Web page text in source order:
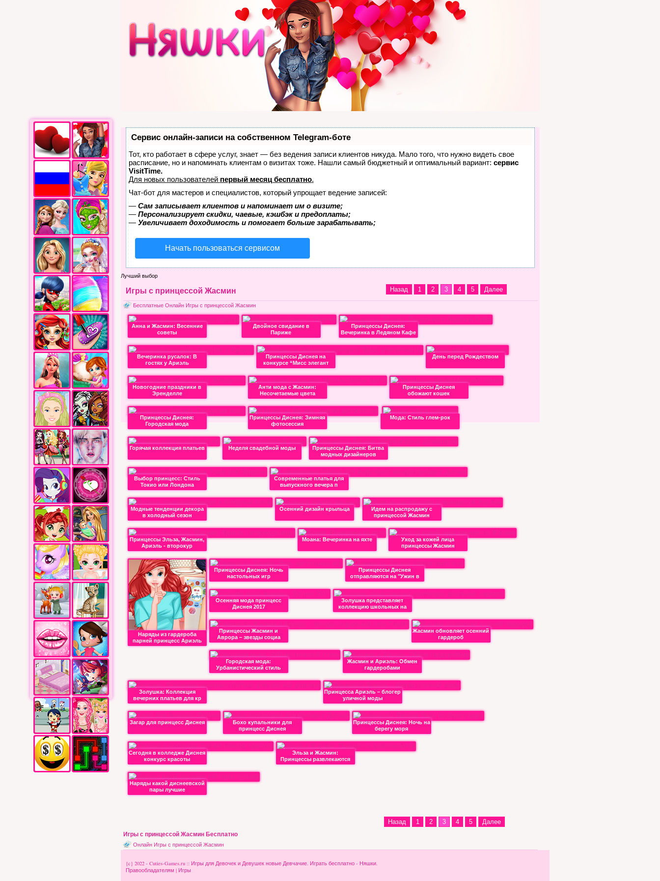
Сервис онлайн-записи на собственном Telegram-боте
Тот, кто работает в сфере услуг, знает — без ведения записи клиентов никуда. Мало того, что нужно видеть свое
расписание, но и напоминать клиентам о визитах тоже. Нашли самый бюджетный и оптимальный вариант: сервис
VisitTime.
Для новых пользователей первый месяц бесплатно.
Чат-бот для мастеров и специалистов, который упрощает ведение записей:
— Сам записывает клиентов и напоминает им о визите;
— Персонализирует скидки, чаевые, кэшбэк и предоплаты;
— Увеличивает доходимость и помогает больше зарабатывать;
Начать пользоваться сервисом
Лучший выбор
Назад 1 2 3 4 5 Далее
Игры с принцессой Жасмин
Бесплатные Онлайн Игры с принцессой Жасмин
Анна и Жасмин: Весенние
советы
Двойное свидание в
Париже
Принцессы Диснея:
Вечеринка в Ледяном Кафе
Вечеринка русалок: В
гостях у Ариэль
Принцессы Диснея на
конкурсе “Мисс элегант
День перед Рождеством
Новогодние праздники в
Эренделле
Анти мода с Жасмин:
Несочетаемые цвета
Принцессы Диснея
обожают кошек
Принцессы Диснея:
Городская мода
Принцессы Диснея: Зимняя
фотосессия
Мода: Стиль глем-рок
Горячая коллекция платьев Неделя свадебной моды
Принцессы Диснея: Битва
модных дизайнеров
Выбор принцесс: Стиль
Токио или Лондона
Современные платья для
выпускного вечера п
Модные тенденции декора
в холодный сезон
Осенний дизайн крыльца
Идем на распродажу с
принцессой Жасмин
Принцессы Эльза, Жасмин,
Ариэль - второкур
Моана: Вечеринка на яхте
Уход за кожей лица
принцессы Жасмин
Наряды из гардероба
парней принцесс Ариэль
Принцессы Диснея: Ночь
настольных игр
Принцессы Диснея
отправляются на "Ужин в
Осенняя мода принцесс
Диснея 2017
Золушка представляет
коллекцию школьных на
Принцессы Жасмин и
Аврора – звезды социа
Жасмин обновляет осенний
гардероб
Городская мода:
Урбанистический стиль
Жасмин и Ариэль: Обмен
гардеробами
Золушка: Коллекция
вечерних платьев для кр
Принцесса Ариэль – блогер
уличной моды
Загар для принцесс Диснея
Бохо купальники для
принцесс Диснея
Принцессы Диснея: Ночь на
берегу моря
Сегодня в колледже Диснея
конкурс красоты
Эльза и Жасмин:
Принцессы развлекаются
Наряды какой диснеевской
пары лучшие
Назад 1 2 3 4 5 Далее
Игры с принцессой Жасмин Бесплатно
Онлайн Игры с принцессой Жасмин
{c} 2022 - Cuties-Games.ru :: Игры для Девочек и Девушек новые Девчачие. Играть бесплатно - Няшки.
Правообладателям | Игры